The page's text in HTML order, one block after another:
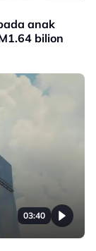
anak
bilion
03:40